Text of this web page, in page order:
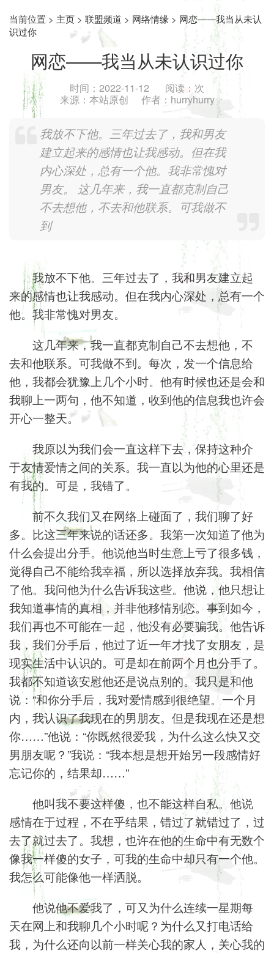
当前位置 > 主页 > 联盟频道 > 网络情缘 > 网恋——我当从未认
识过你
网恋——我当从未认识过你
时间： 2022-11-12 阅读： 次
来源： 本站原创 作者： hurryhurry
我放不下他。三年过去了，我和男友
建立起来的感情也让我感动。但在我
内心深处，总有一个他。我非常愧对
男友。 这几年来，我一直都克制自己
不去想他，不去和他联系。可我做不
到
我放不下他。三年过去了，我和男友建立起
来的感情也让我感动。但在我内心深处，总有一个
他。我非常愧对男友。
这几年来，我一直都克制自己不去想他，不
去和他联系。可我做不到。每次，发一个信息给
他，我都会犹豫上几个小时。他有时候也还是会和
我聊上一两句，他不知道，收到他的信息我也许会
开心一整天。
我原以为我们会一直这样下去，保持这种介
于友情爱情之间的关系。我一直以为他的心里还是
有我的。可是，我错了。
前不久我们又在网络上碰面了，我们聊了好
多。比这三年来说的话还多。我第一次知道了他为
什么会提出分手。他说他当时生意上亏了很多钱，
觉得自己不能给我幸福，所以选择放弃我。我相信
了他。我问他为什么告诉我这些。他说，他只想让
我知道事情的真相，并非他移情别恋。事到如今，
我们再也不可能在一起，他没有必要骗我。他告诉
我，我们分手后，他过了近一年才找了女朋友，是
现实生活中认识的。可是却在前两个月也分手了。
我都不知道该安慰他还是说点别的。我只是和他
说：“和你分手后，我对爱情感到很绝望。一个月
内，我认识了我现在的男朋友。但是我现在还是想
你……”他说：“你既然很爱我，为什么这么快又交
男朋友呢？”我说：“我本想是想开始另一段感情好
忘记你的，结果却……”
他叫我不要这样傻，也不能这样自私。他说
感情在于过程，不在乎结果，错过了就错过了，过
去了就过去了。我想，也许在他的生命中有无数个
像我一样傻的女子，可我的生命中却只有一个他。
我怎么可能像他一样洒脱。
他说他不爱我了，可又为什么连续一星期每
天在网上和我聊几个小时呢？为什么又打电话给
我，为什么还向以前一样关心我的家人，关心我的